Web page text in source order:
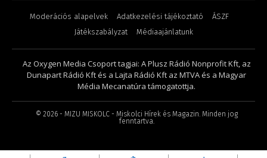
Moderációs alapelvek Adatkezelési tájékoztató
ÁSZF
Játékszabályzat
Médiaajánlatunk
Az Oxygen Media Csoport tagjai: A Plusz Rádió Nonprofit Kft, az
Dunapart Rádió Kft és a Lajta Rádió Kft az MTVA és a Magyar
Média Mecanatúra támogatottja.
© 2026- MIZU MISKOLC - Miskolci Hírek és Magazin. Minden jog
fenntartva.